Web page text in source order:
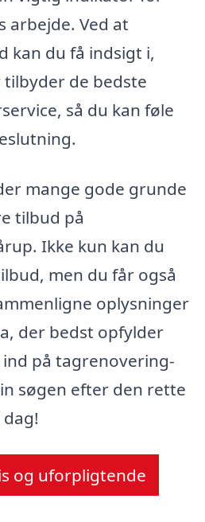
arbejde. Ved at
kan du få indsigt i,
de bedste
så du kan føle
mange gode grunde
tilbud på
Ikke kun kan du
men du får også
oplysninger
der bedst opfylder
ind på tagrenovering-
søgen efter den rette
og uforpligtende